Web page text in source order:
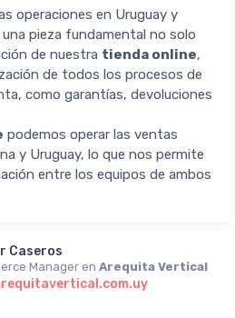
operaciones en Uruguay y
pieza fundamental no solo
de nuestra tienda online,
de todos los procesos de
como garantías, devoluciones
podemos operar las ventas
y Uruguay, lo que nos permite
entre los equipos de ambos
Caseros
Manager en Arequita Vertical